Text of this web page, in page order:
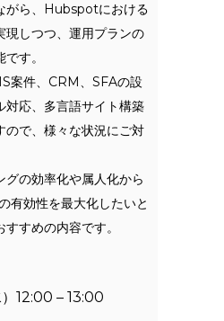
がら、Hubspotにおける
現しつつ、運用プランの
す。
案件、CRM、SFAの設
対応、多言語サイト構築
ので、様々な状況にご対
グの効率化や属人化から
有効性を最大化したいと
すめの内容です。
12:00 – 13:00